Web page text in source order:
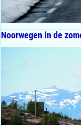
Noorwegen in de